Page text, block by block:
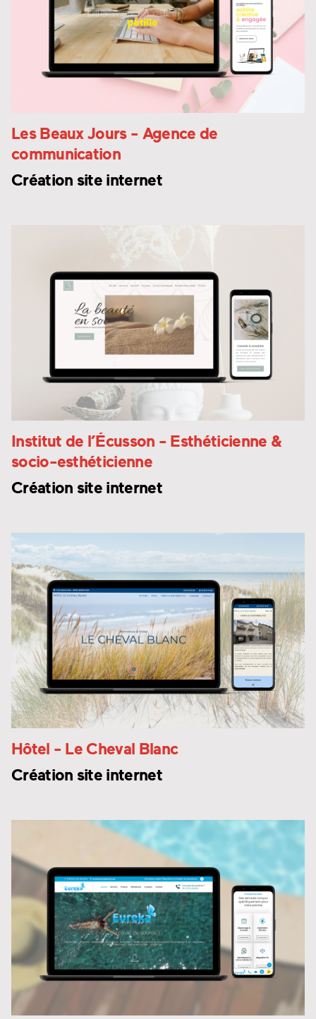
Les Beaux Jours - Agence de
communication
Création site internet
Institut de l’Écusson - Esthéticienne &
socio-esthéticienne
Création site internet
Hôtel - Le Cheval Blanc
Création site internet